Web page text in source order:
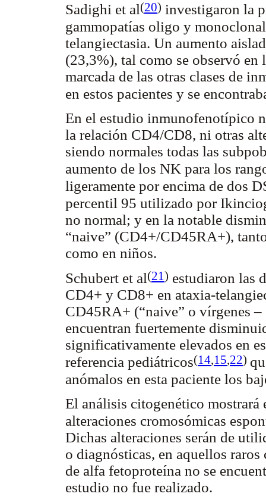
Sadighi et al(20) investigaron la
gammopatías oligo y
telangiectasia. Un aumento
(23,3%), tal como se observó
marcada de las otras clases de
en estos pacientes y se
En el estudio inmunofenotípico
la relación CD4/CD8, ni otras
siendo normales todas las
aumento de los NK para los
ligeramente por encima de dos
percentil 95 utilizado por
no normal; y en la notable
“naive” (CD4+/CD45RA+),
como en niños.
Schubert et al(21) estudiaron las
CD4+ y CD8+ en ataxia-
CD45RA+ (“naive” o vírgenes
encuentran fuertemente
significativamente elevados en
referencia pediátricos(14,15,22)
anómalos en esta paciente los
El análisis citogenético
alteraciones cromosómicas
Dichas alteraciones serán de
o diagnósticas, en aquellos
de alfa fetoproteína no se
estudio no fue realizado.